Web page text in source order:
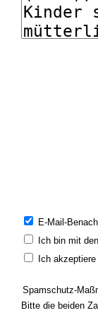
E-Mail-
Ich bin mit den
Ich
Spamschutz-
Bitte die beiden